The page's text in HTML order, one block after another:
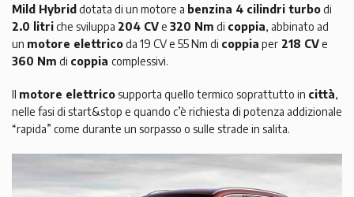
Mild Hybrid dotata di un motore a benzina 4 cilindri turbodi
2.0 litriche sviluppa 204 CVe 320 Nm di coppia, abbinato ad
un motore elettricoda 19 CV e 55 Nm di coppia per 218 CVe
360 Nm di coppia complessivi.
Il motore elettricosupporta quello termico soprattutto in città,
nelle fasi di start&stop e quando c’è richiesta di potenza addizionale
“rapida” come durante un sorpasso o sulle strade in salita.